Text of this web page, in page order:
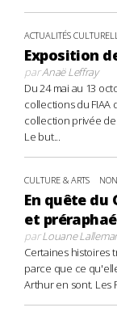
ACTUALITÉS
Exposition
parAnaë Leffray
Du 24 mai au 13
collections du FIAA
collection privée
Le but...
CULTURE & ARTS
En quête du
et
parLouane
Certaines histoires
parce que ce
Arthur en sont. Les